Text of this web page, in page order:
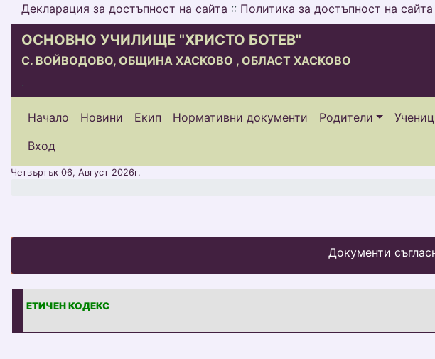
Декларация за достъпност на сайта :: Политика за достъпност на сайта
ОСНОВНО УЧИЛИЩЕ "ХРИСТО БОТЕВ"
С. ВОЙВОДОВО, ОБЩИНА ХАСКОВО , ОБЛАСТ ХАСКОВО
.
меню горно
Начало Новини Екип Нормативни документи Родители
Вход
Четвъртък 06, Август 2026г.
Документи
ЕТИЧЕН КОДЕКС
ЕТИЧЕН КОДЕКС